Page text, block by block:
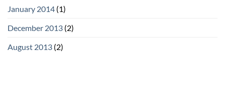
January 2014 (1)
December 2013 (2)
August 2013 (2)